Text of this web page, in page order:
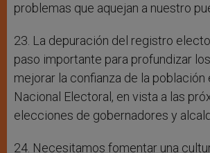
problemas que aquejan a nuestro
23. La depuración del registro
paso importante para profundizar
mejorar la confianza de la población
Nacional Electoral, en vista a las
elecciones de gobernadores y
24. Necesitamos fomentar una